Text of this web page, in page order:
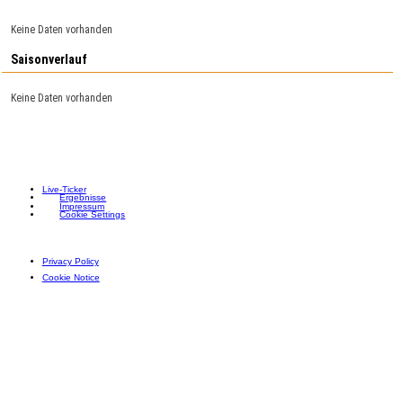
Keine Daten vorhanden
Saisonverlauf
Keine Daten vorhanden
Live-Ticker
Ergebnisse
Impressum
Cookie Settings
Privacy Policy
Cookie Notice